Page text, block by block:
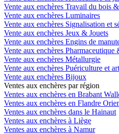
Vente aux enchères Travail du bois
Vente aux enchères Luminaires
Vente aux enchères Signalisation et
Vente aux enchères Jeux & Jouets
Vente aux enchères Engins de
Vente aux enchères Pharmaceutique
Vente aux enchères Métallurgie
Vente aux enchères Puériculture et
Vente aux enchères Bijoux
Ventes aux enchères par région
Ventes aux enchères en Brabant
Ventes aux enchères en Flandre
Ventes aux enchères dans le Hainaut
Ventes aux enchères à Liège
Ventes aux enchères à Namur